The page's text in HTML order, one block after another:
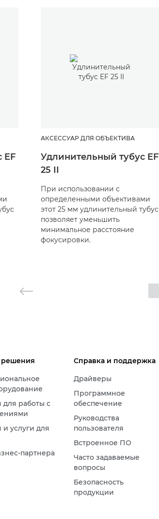
EF
АКСЕССУАР ДЛЯ ОБЪЕКТИВА
Удлинительный тубус EF
25 II
При использовании с
определенными объективами
этот 25 мм удлинительный тубус
позволяет уменьшить
минимальное расстояние
фокусировки.
решения
работы с
услуги для
партнера
Справка и поддержка
Драйверы
Программное
обеспечение
Руководства
пользователя
Встроенное ПО
Часто задаваемые
вопросы
Безопасность
продукции